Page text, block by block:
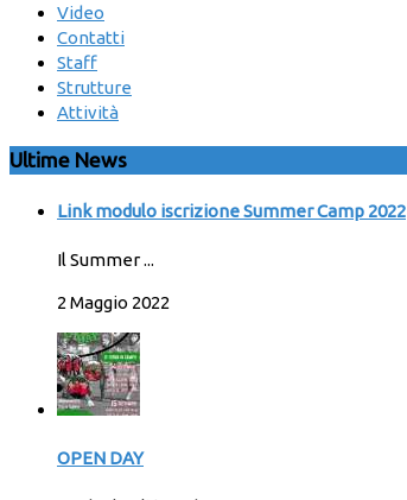
Video
Contatti
Staff
Strutture
Attività
Ultime News
Link modulo iscrizione Summer Camp 2022
Il Summer ...
2 Maggio 2022
OPEN DAY